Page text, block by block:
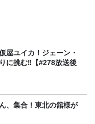
屋ユイカ！ジェーン・
に挑む‼【#278放送後
、集合！東北の舘様が